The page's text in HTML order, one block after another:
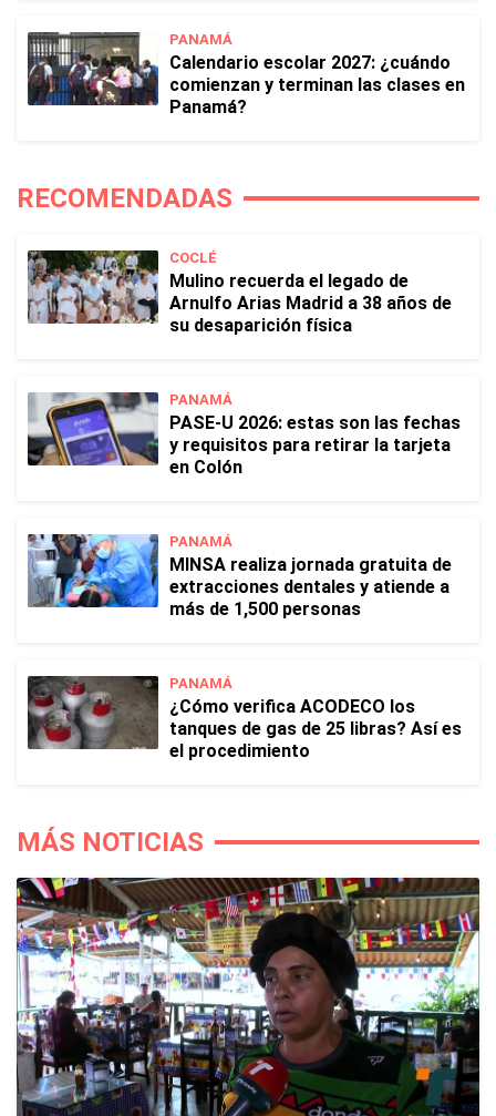
PANAMÁ
Calendario escolar 2027: ¿cuándo
comienzan y terminan las clases en
Panamá?
RECOMENDADAS
COCLÉ
Mulino recuerda el legado de
Arnulfo Arias Madrid a 38 años de
su desaparición física
PANAMÁ
PASE-U 2026: estas son las fechas
y requisitos para retirar la tarjeta
en Colón
PANAMÁ
MINSA realiza jornada gratuita de
extracciones dentales y atiende a
más de 1,500 personas
PANAMÁ
¿Cómo verifica ACODECO los
tanques de gas de 25 libras? Así es
el procedimiento
MÁS NOTICIAS